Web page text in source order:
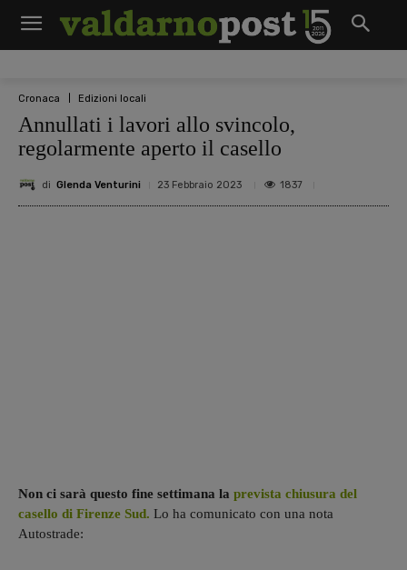
Cronaca Edizioni locali
Annullati i lavori allo svincolo,
regolarmente aperto il casello
di Glenda Venturini 23 Febbraio 2023 1837
Non ci sarà questo fine settimana la prevista chiusura del
casello di Firenze Sud. Lo ha comunicato con una nota
Autostrade: